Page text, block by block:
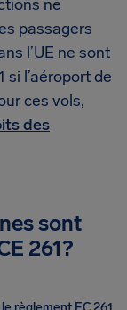
ne
passagers
l’UE ne sont
l’aéroport de
ces vols,
des
sont
261?